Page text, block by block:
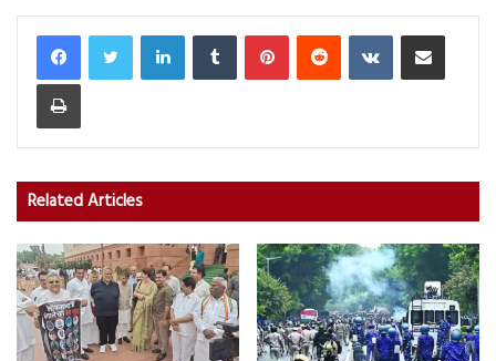
LinkedInTumblr PinterestReddit VKontakteShare via Email
Print
Related Articles